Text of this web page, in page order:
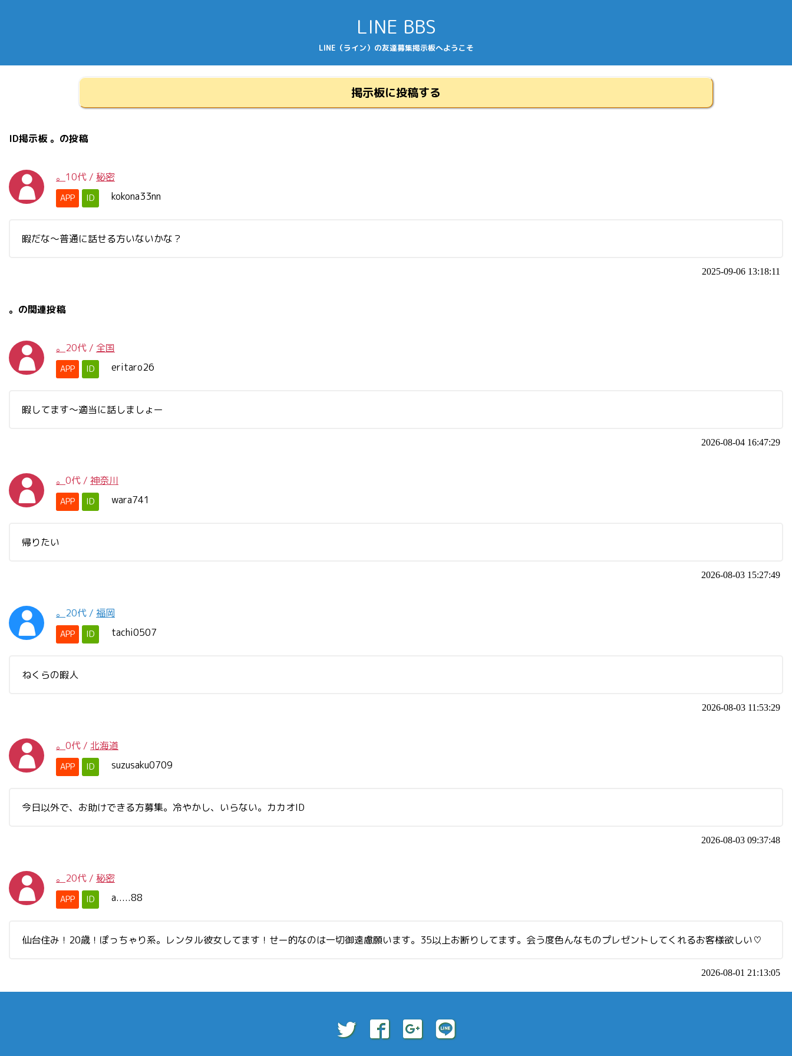
LINE BBS
LINE（ライン）の友達募集掲示板へようこそ
掲示板に投稿する
ID掲示板 。の投稿
。 10代 / 秘密
APP ID kokona33nn
暇だな～普通に話せる方いないかな？
2025-09-06 13:18:11
。の関連投稿
。 20代 / 全国
APP ID eritaro26
暇してます〜適当に話しましょー
2026-08-04 16:47:29
。 0代 / 神奈川
APP ID wara741
帰りたい
2026-08-03 15:27:49
。 20代 / 福岡
APP ID tachi0507
ねくらの暇人
2026-08-03 11:53:29
。 0代 / 北海道
APP ID suzusaku0709
今日以外で、お助けできる方募集。冷やかし、いらない。カカオID
2026-08-03 09:37:48
。 20代 / 秘密
APP ID a.....88
仙台住み！20歳！ぽっちゃり系。レンタル彼女してます！せー的なのは一切御遠慮願います。35以上お断りしてます。会う度色んなものプレゼントしてくれるお客様欲しい♡
2026-08-01 21:13:05